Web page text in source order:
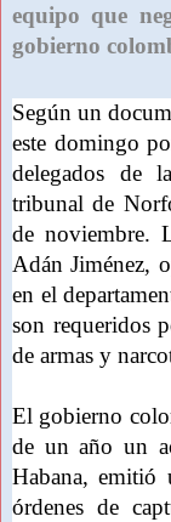
equipo que
gobierno
Según un
este domingo
delegados de
tribunal de
de noviembre.
Adán Jiménez,
en el
son requeridos
de armas y
El gobierno
de un año un
Habana, emitió
órdenes de